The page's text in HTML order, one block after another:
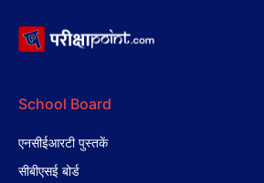
School Board
एनसीईआरटी पुस्तकें
सीबीएसई बोर्ड